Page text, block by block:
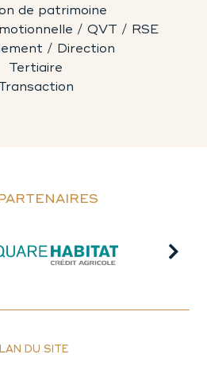
de patrimoine
/ QVT / RSE
/ Direction
Tertiaire
DU SITE